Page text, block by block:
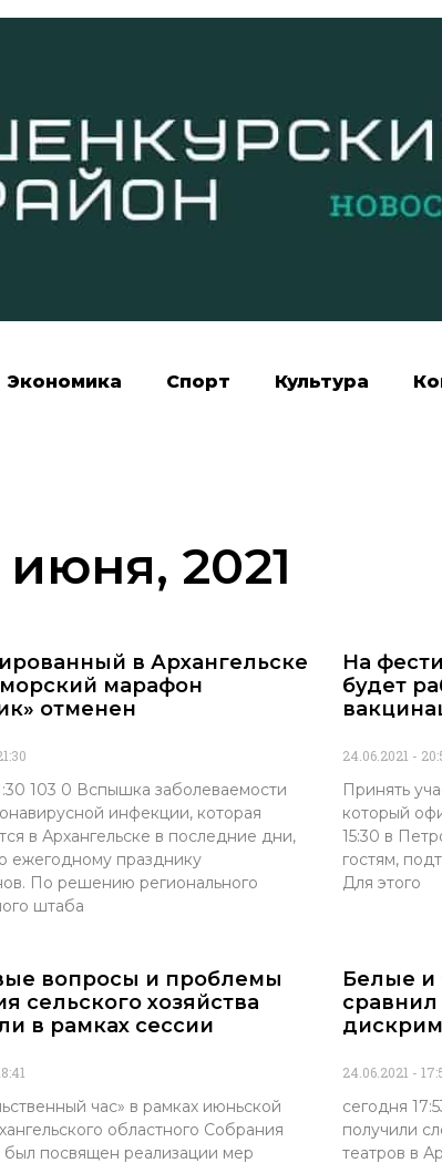
Экономика Спорт Культура
2021
в Архангельске
марафон
отменен
103 0 Вспышка заболеваемости
инфекции, которая
в Архангельске в последние дни,
ежегодному празднику
По решению регионального
штаба
На
будет
24.06.2021
Принять
который
15:30 в
гостям,
Для этого
вопросы и проблемы
сельского хозяйства
в рамках сессии
час» в рамках июньской
областного Собрания
был посвящен реализации мер
Белые и
24.06.2021
сегодня
получили
театров в